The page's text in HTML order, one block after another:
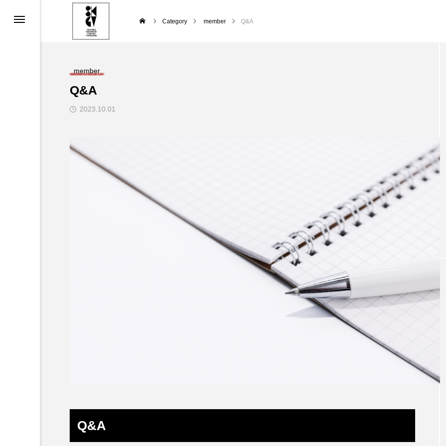
Category member Q&A
member
Q&A
2023.10.01
Q&A